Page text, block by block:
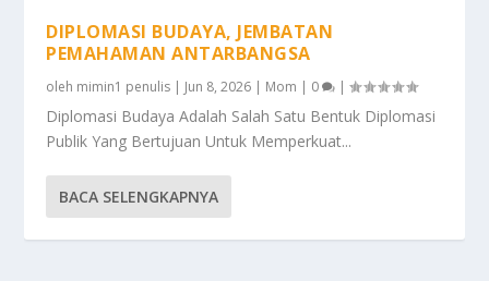
DIPLOMASI BUDAYA, JEMBATAN
PEMAHAMAN ANTARBANGSA
oleh mimin1 penulis | Jun 8, 2026 | Mom | 0 |
Diplomasi Budaya Adalah Salah Satu Bentuk Diplomasi
Publik Yang Bertujuan Untuk Memperkuat...
BACA SELENGKAPNYA